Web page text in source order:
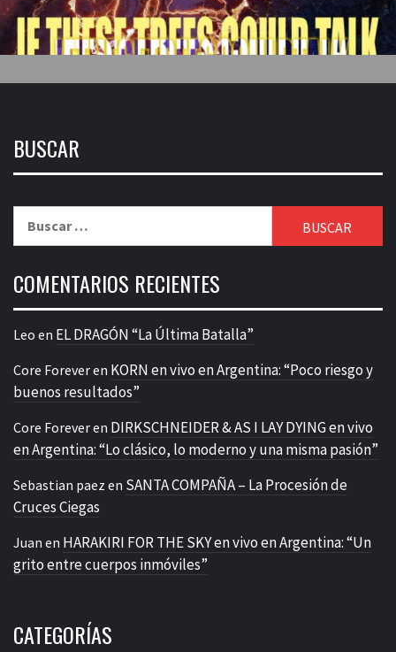
BUSCAR
COMENTARIOS RECIENTES
Leo en EL DRAGÓN “La Última Batalla”
Core Foreveren KORN en vivo en Argentina: “Poco riesgo y
buenos resultados”
Core Foreveren DIRKSCHNEIDER & AS I LAY DYING en vivo
en Argentina: “Lo clásico, lo moderno y una misma pasión”
Sebastian paez en SANTA COMPAÑA – La Procesión de
Cruces Ciegas
Juan en HARAKIRI FOR THE SKY en vivo en Argentina: “Un
grito entre cuerpos inmóviles”
CATEGORÍAS